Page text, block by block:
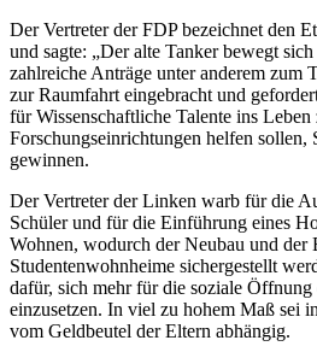
Der Vertreter der FDP bezeichnet den
und sagte: „Der alte Tanker bewegt
zahlreiche Anträge unter anderem zum
zur Raumfahrt eingebracht und
für Wissenschaftliche Talente ins Leben
Forschungseinrichtungen helfen sollen,
gewinnen.
Der Vertreter der Linken warb für die
Schüler und für die Einführung eines
Wohnen, wodurch der Neubau und der
Studentenwohnheime sichergestellt
dafür, sich mehr für die soziale Öffnung
einzusetzen. In viel zu hohem Maß sei
vom Geldbeutel der Eltern abhängig.